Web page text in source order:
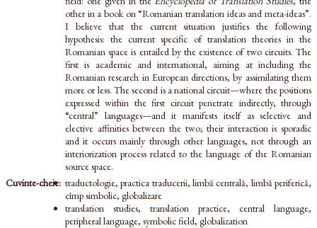
other in a book on “Romanian translation ideas and meta-ideas”.
I believe that the current situation justifies the following
hypothesis: the current specific of translation theories in the
Romanian space is entailed by the existence of two circuits. The
first is academic and international, aiming at including the
Romanian research in European directions, by assimilating them
more or less. The second is a national circuit—where the positions
expressed within the first circuit penetrate indirectly, through
“central” languages—and it manifests itself as selective and
elective affinities between the two; their interaction is sporadic
and it occurs mainly through other languages, not through an
interiorization process related to the language of the Romanian
source space.
Cuvinte-cheie: traductologie, practica traducerii, limbă centrală, limbă periferică,
cîmp simbolic, globalizare
translation studies, translation practice, central language,
peripheral language, symbolic field, globalization